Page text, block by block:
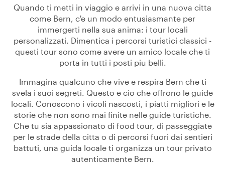
Quando ti metti in viaggio e arrivi in una nuova citta
come Bern, c'e un modo entusiasmante per
immergerti nella sua anima: i tour locali
personalizzati. Dimentica i percorsi turistici classici -
questi tour sono come avere un amico locale che ti
porta in tutti i posti piu belli.
Immagina qualcuno che vive e respira Bern che ti
svela i suoi segreti. Questo e cio che offrono le guide
locali. Conoscono i vicoli nascosti, i piatti migliori e le
storie che non sono mai finite nelle guide turistiche.
Che tu sia appassionato di food tour, di passeggiate
per le strade della citta o di percorsi fuori dai sentieri
battuti, una guida locale ti organizza un tour privato
autenticamente Bern.